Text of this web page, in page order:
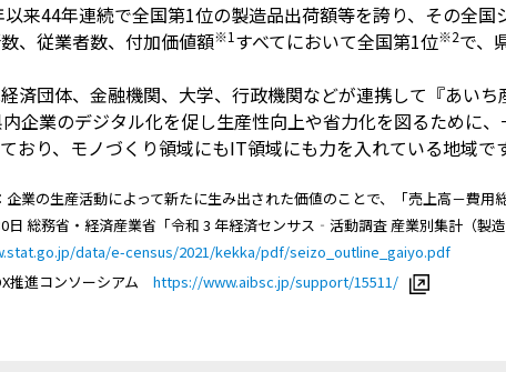
来44年連続で全国第1位の製造品出荷額等を誇り、その全
、従業者数、付加価値額※1 すべてにおいて全国第1位※2で、
済団体、金融機関、大学、行政機関などが連携して『あいち
企業のデジタル化を促し生産性向上や省力化を図るために
おり、モノづくり領域にもIT領域にも力を入れている地域です
業の生産活動によって新たに生み出された価値のことで、「売上高－費用
総務省・経済産業省「令和 3 年経済センサス‐活動調査 産業別集計（製造
data/e-census/2021/kekka/pdf/seizo_outline_gaiyo.pdf
進コンソーシアム https://www.aibsc.jp/support/15511/